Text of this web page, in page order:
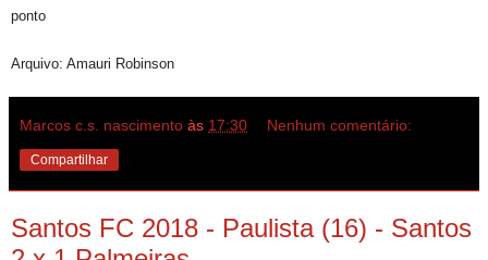
ponto
Arquivo: Amauri Robinson
Marcos c.s. nascimento às 17:30 Nenhum comentário:
Compartilhar
Santos FC 2018 - Paulista (16) - Santos